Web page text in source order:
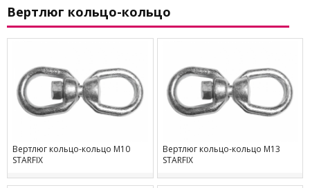
Вертлюг кольцо-кольцо
Вертлюг кольцо-кольцо М10
STARFIX
Вертлюг кольцо-кольцо М13
STARFIX